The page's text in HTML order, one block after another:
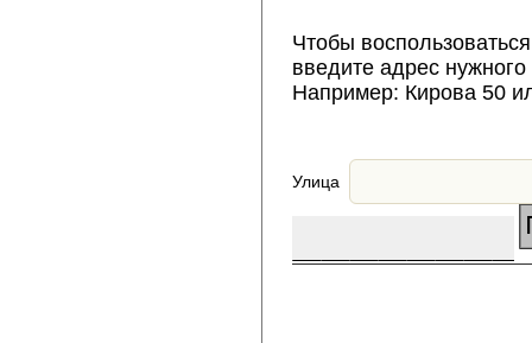
Чтобы
введите адрес
Например: Кирова 50
Улица